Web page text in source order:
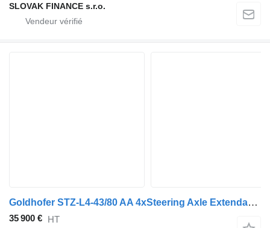
SLOVAK FINANCE s.r.o.
Goldhofer STZ-L4-43/80 AA 4xSteering Axle Extendable 445cm
35 900 € HT